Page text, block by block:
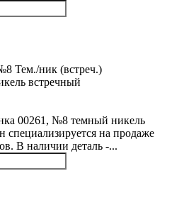
встречный
00261, №8 темный никель
специализируется на продаже
В наличии деталь -...